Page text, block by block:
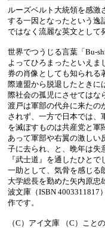
ルーズベルト大統領を感激
する一因となったという逸
ではなく流麗な英文として
世界でつうじる言葉「Bu-
よってひろまったといえま
券の肖像としても知られる
際連盟から脱退したときに
際社会の孤児にさせてはな
渡戸は軍部の代弁に来たの
されず、一方で日本では、
を滅ぼすものは共産党と軍
あって軍部や右翼の激しい
子に去られ、と、晩年は失
『武士道』を通したひと
一助として、気骨を感じる
大学総長を勤めた矢内原忠
波文庫（ISBN 4003311817
作です。
（C）アイ文庫 （C）こと